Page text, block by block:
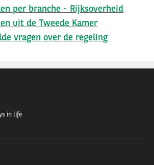
per branche - Rijksoverheid
uit de Tweede Kamer
vragen over de regeling
in life